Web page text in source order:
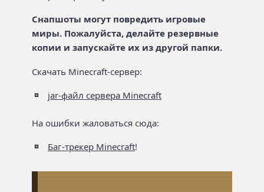
Снапшоты могут повредить игровые
миры. Пожалуйста, делайте резервные
копии и запускайте их из другой папки.
Скачать Minecraft-сервер:
jar-файл сервера Minecraft
На ошибки жаловаться сюда:
Баг-трекер Minecraft!